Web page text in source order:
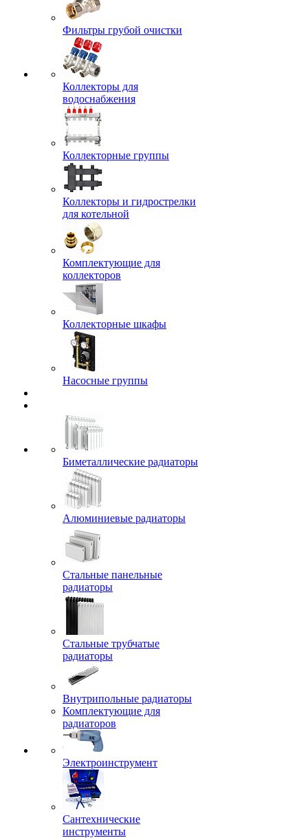
Фильтры грубой очистки
Коллекторы для
водоснабжения
Коллекторные группы
Коллекторы и гидрострелки
для котельной
Комплектующие для
коллекторов
Коллекторные шкафы
Насосные группы
Биметаллические радиаторы
Алюминиевые радиаторы
Стальные панельные
радиаторы
Стальные трубчатые
радиаторы
Внутрипольные радиаторы
Комплектующие для
радиаторов
Электроинструмент
Сантехнические
инструменты